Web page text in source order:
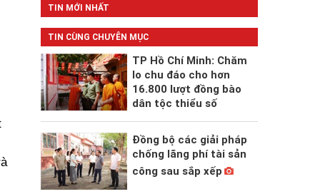
TIN MỚI NHẤT
TIN CÙNG CHUYÊN MỤC
TP Hồ Chí Minh: Chăm
lo chu đáo cho hơn
16.800 lượt đồng bào
dân tộc thiểu số
Đồng bộ các giải pháp
chống lãng phí tài sản
công sau sắp xếp